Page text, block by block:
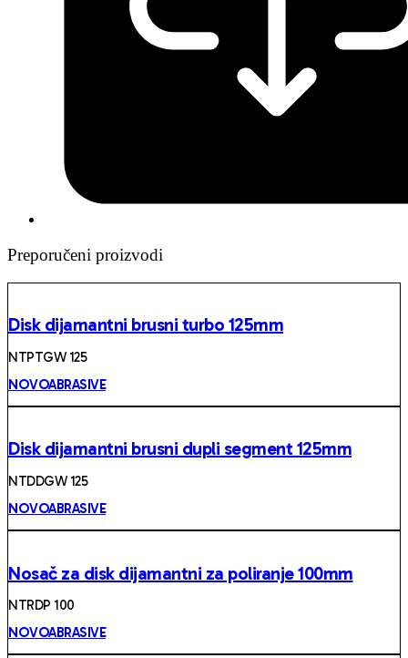
Preporučeni proizvodi
Disk dijamantni brusni turbo 125mm
NTPTGW 125
NOVOABRASIVE
Disk dijamantni brusni dupli segment 125mm
NTDDGW 125
NOVOABRASIVE
Nosač za disk dijamantni za poliranje 100mm
NTRDP 100
NOVOABRASIVE